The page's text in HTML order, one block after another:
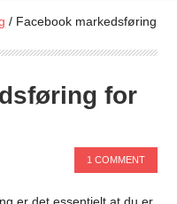
/ Facebook markedsføring
for
1 COMMENT
er det essentielt at du er